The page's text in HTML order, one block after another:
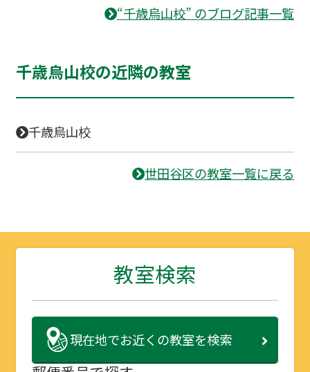
“千歳烏山校” のブログ記事一覧
千歳烏山校の近隣の教室
千歳烏山校
世田谷区の教室一覧に戻る
教室検索
現在地でお近くの教室を検索